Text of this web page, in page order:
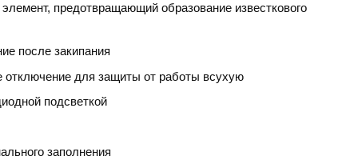
предотвращающий образование известкового
после закипания
отключение для защиты от работы всухую
подсветкой
заполнения